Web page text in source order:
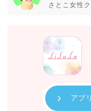
さとこ女性
アプ